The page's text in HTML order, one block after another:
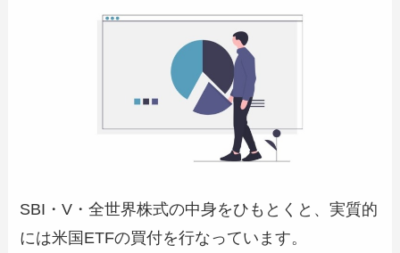
SBI・V・全世界株式の中身をひもとくと、実質的
には米国ETFの買付を行なっています。